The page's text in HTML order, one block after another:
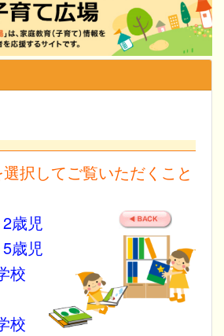
択してご覧いただくこと
2歳児
5歳児
校
校